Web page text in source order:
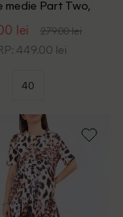
medie Part Two,
lei 279.00 lei
449.00 lei
40